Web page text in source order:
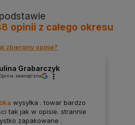
opinii z całego okresu
zbieramy opinie?
Grabarczyk
zewnętrzna
wysyłka . towar bardzo
tak jak w opisie. strannie
zapakowane .